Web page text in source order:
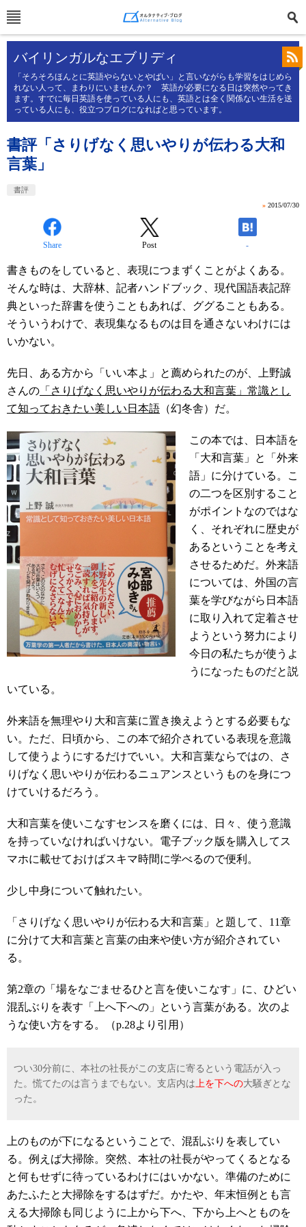
バイリンガルなエブリディ
「そろそろほんとに英語やらないとやばい」と言いながらも学習をはじめら
れない人って、まわりにいませんか？ 英語が必要になる日は突然やってき
ます。すでに毎日英語を使っている人にも、英語とは全く関係ない生活を送
っている人にも、役立つブログになればと思っています。
書評「さりげなく思いやりが伝わる大和
言葉」
書評
» 2015/07/30
Share Post -
書きものをしていると、表現につまずくことがよくある。
そんな時は、大辞林、記者ハンドブック、現代国語表記辞
典といった辞書を使うこともあれば、ググることもある。
そういうわけで、表現集なるものは目を通さないわけには
いかない。
先日、ある方から「いい本よ」と薦められたのが、上野誠
さんの 「さりげなく思いやりが伝わる大和言葉」常識とし
て知っておきたい美しい日本語 （幻冬舎）だ。
この本では、日本語を
「大和言葉」と「外来
語」に分けている。こ
の二つを区別すること
がポイントなのではな
く、それぞれに歴史が
あるということを考え
させるためだ。 外来語
については、外国の言
葉を学びながら日本語
に取り入れて定着させ
ようという努力により
今日の私たちが使うよ
うになったものだと説
いている。
外来語を無理やり大和言葉に置き換えようとする必要もな
い。ただ、日頃から、この本で紹介されている表現を意識
して使うようにするだけでいい。大和言葉ならではの、さ
りげなく思いやりが伝わるニュアンスというものを身につ
けていけるだろう。
大和言葉を使いこなすセンスを磨くには、日々、使う意識
を持っていなければいけない。電子ブック版を購入してス
マホに載せておけばスキマ時間に学べるので便利。
少し中身について触れたい。
「さりげなく思いやりが伝わる大和言葉」と題して、11章
に分けて大和言葉と言葉の由来や使い方が紹介されてい
る。
第2章の「場をなごませるひと言を使いこなす」に、ひどい
混乱ぶりを表す「上へ下への」という言葉がある。次のよ
うな使い方をする。（p.28より引用）
つい30分前に、本社の社長がこの支店に寄るという電話が入っ
た。慌てたのは言うまでもない。支店内は上を下への大騒ぎとな
った。
上のものが下になるということで、混乱ぶりを表してい
る。例えば大掃除。突然、本社の社長がやってくるとなる
と何もせずに待っているわけにはいかない。準備のために
あたふたと大掃除をするはずだ。かたや、年末恒例とも言
える大掃除も同じように上から下へ、下から上へとものを